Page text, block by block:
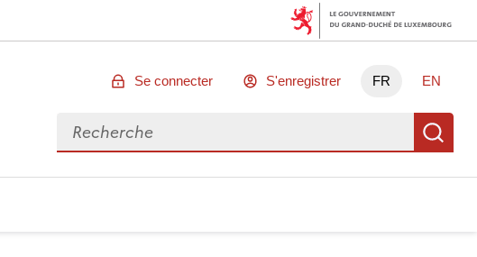
Se connecter S'enregistrer FR EN
Rechercher des données